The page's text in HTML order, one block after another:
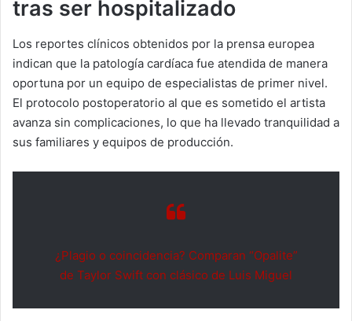
tras ser hospitalizado
Los reportes clínicos obtenidos por la prensa europea
indican que la patología cardíaca fue atendida de manera
oportuna por un equipo de especialistas de primer nivel.
El protocolo postoperatorio al que es sometido el artista
avanza sin complicaciones, lo que ha llevado tranquilidad a
sus familiares y equipos de producción.
¿Plagio o coincidencia? Comparan “Opalite”
de Taylor Swift con clásico de Luis Miguel